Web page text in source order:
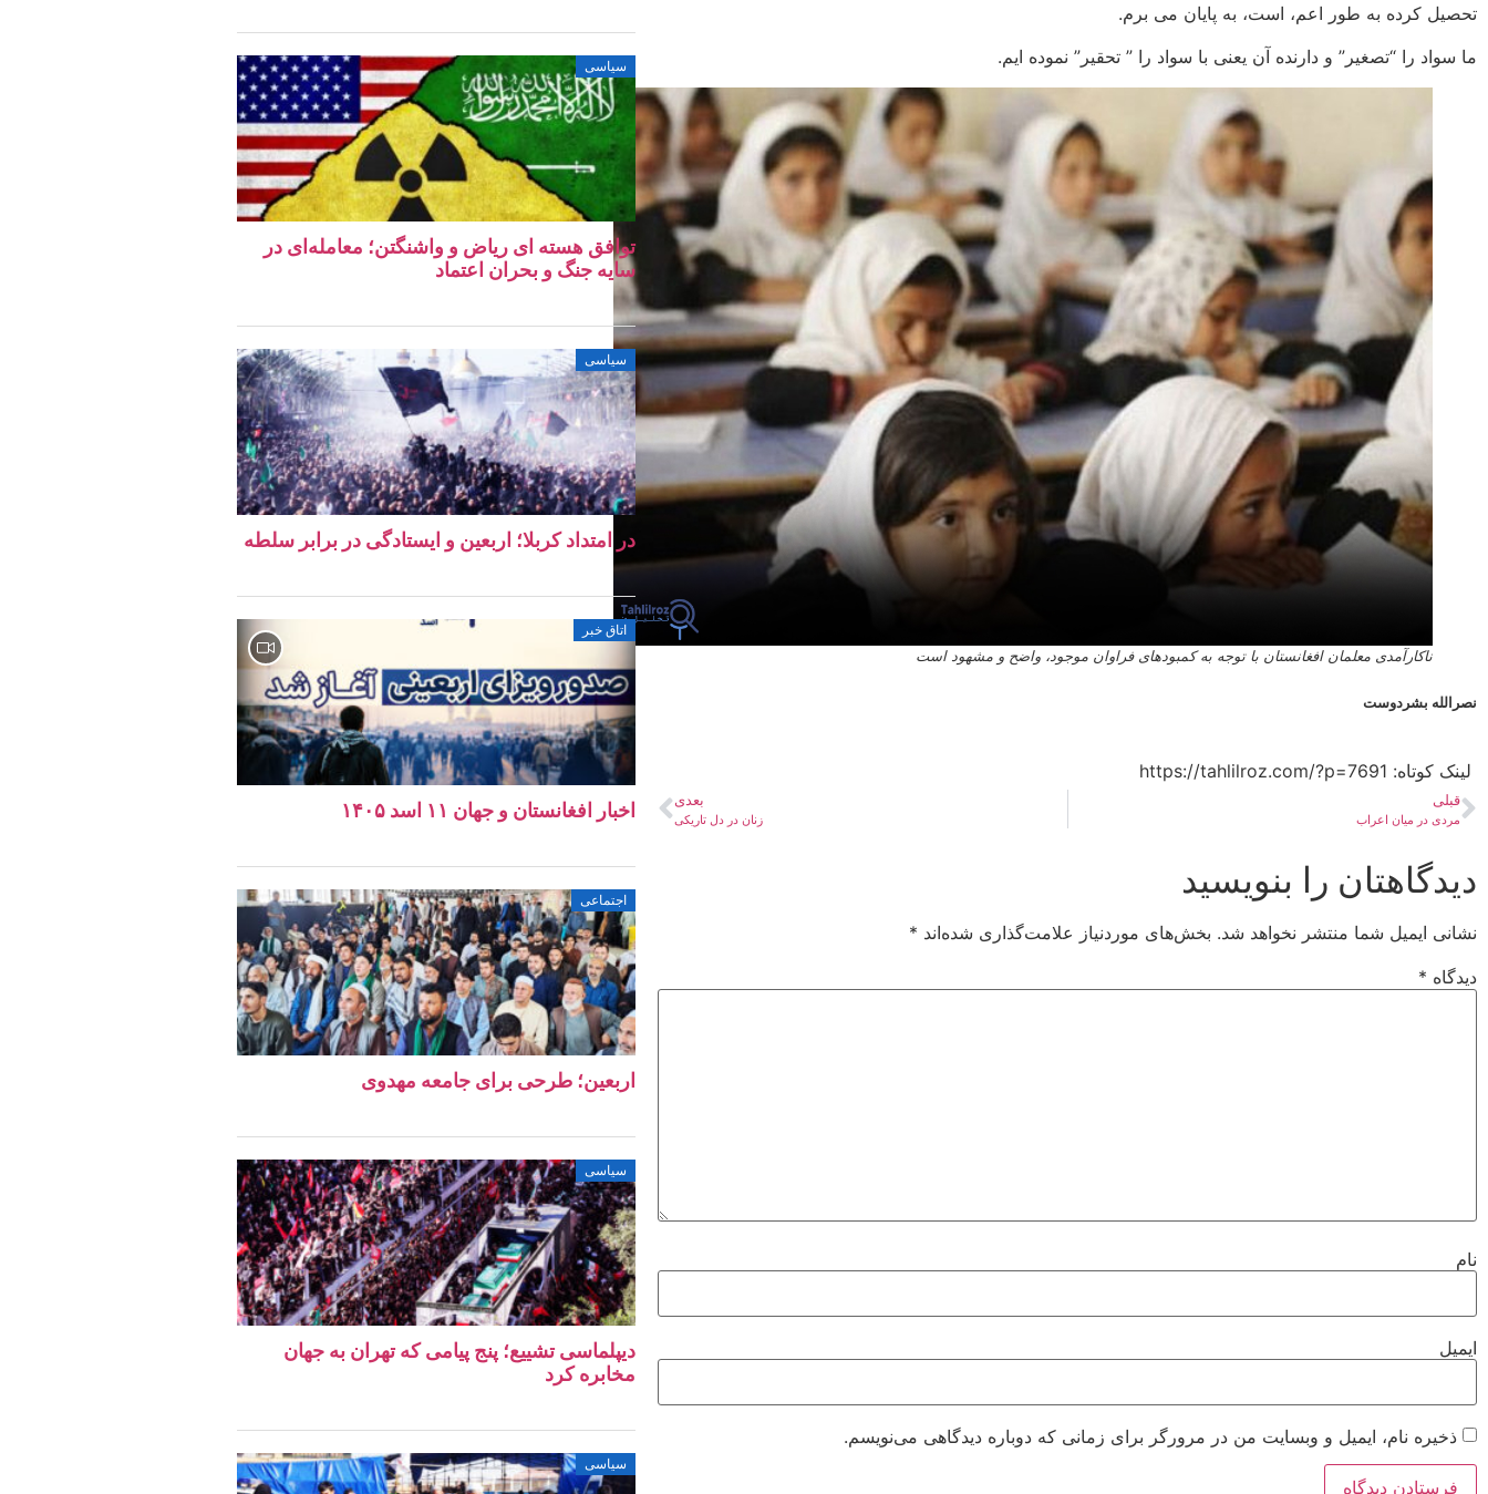
تحصیل کرده به طور اعم، است، به پایان می برم.
ما سواد را “تصغیر” و دارنده آن یعنی با سواد را ” تحقیر” نموده ایم.
ناکارآمدی معلمان افغانستان با توجه به کمبودهای فراوان موجود، واضح و مشهود است
نصرالله بشردوست
لینک کوتاه:​ https://tahlilroz.com/?p=7691
قبلی
مردی در میان اعراب
بعدی
زنان در دل تاریکی
دیدگاهتان را بنویسید
نشانی ایمیل شما منتشر نخواهد شد. بخش‌های موردنیاز علامت‌گذاری شده‌اند *
دیدگاه *
نام
ایمیل
ذخیره نام، ایمیل و وبسایت من در مرورگر برای زمانی که دوباره دیدگاهی می‌نویسم.
سیاسی
توافق هسته‌ ای ریاض و واشنگتن؛ معامله‌ای در
سایه جنگ و بحران اعتماد
سیاسی
در امتداد کربلا؛ اربعین و ایستادگی در برابر سلطه
اتاق خبر
اخبار افغانستان و جهان ۱۱ اسد ۱۴۰۵
اجتماعی
اربعین؛ طرحی برای جامعه مهدوی
سیاسی
دیپلماسی تشییع؛ پنج پیامی که تهران به جهان
مخابره کرد
سیاسی